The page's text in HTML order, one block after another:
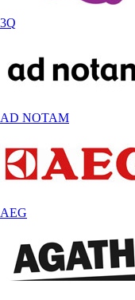
3Q
AD NOTAM
AEG